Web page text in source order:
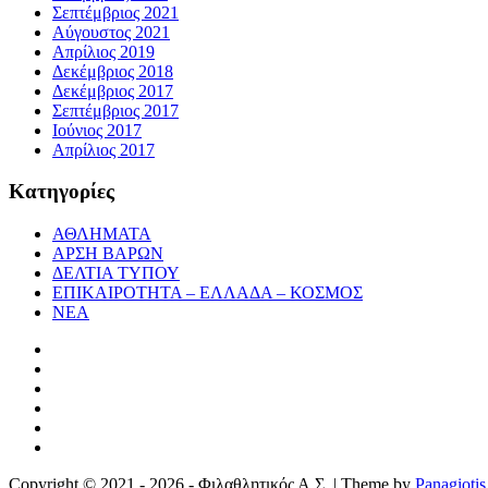
Σεπτέμβριος 2021
Αύγουστος 2021
Απρίλιος 2019
Δεκέμβριος 2018
Δεκέμβριος 2017
Σεπτέμβριος 2017
Ιούνιος 2017
Απρίλιος 2017
Κατηγορίες
ΑΘΛΗΜΑΤΑ
ΑΡΣΗ ΒΑΡΩΝ
ΔΕΛΤΙΑ ΤΥΠΟΥ
ΕΠΙΚΑΙΡΟΤΗΤΑ – ΕΛΛΑΔΑ – ΚΟΣΜΟΣ
ΝΕΑ
Copyright © 2021 - 2026 - Φιλαθλητικός Α.Σ. | Theme by